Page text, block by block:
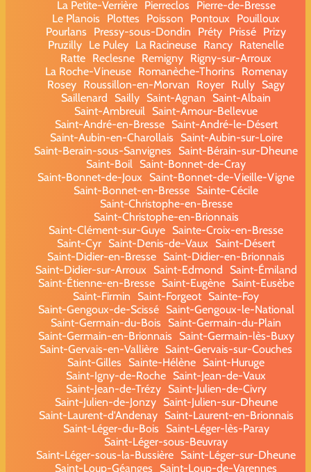
La Petite-Verrière
Pierreclos
Pierre-de-Bresse
Le Planois
Plottes Poisson Pontoux
Pouilloux
Pourlans
Pressy-sous-Dondin Préty Prissé Prizy
Pruzilly Le Puley La Racineuse Rancy Ratenelle
Ratte Reclesne Remigny Rigny-sur-Arroux
La Roche-Vineuse
Romanèche-Thorins
Romenay
Rosey Roussillon-en-Morvan Royer Rully Sagy
Saillenard
Sailly Saint-Agnan
Saint-Albain
Saint-Ambreuil
Saint-Amour-Bellevue
Saint-André-en-Bresse
Saint-André-le-Désert
Saint-Aubin-en-Charollais
Saint-Aubin-sur-Loire
Saint-Berain-sous-Sanvignes
Saint-Bérain-sur-Dheune
Saint-Boil
Saint-Bonnet-de-Cray
Saint-Bonnet-de-Joux
Saint-Bonnet-de-Vieille-Vigne
Saint-Bonnet-en-Bresse Sainte-Cécile
Saint-Christophe-en-Bresse
Saint-Christophe-en-Brionnais
Saint-Clément-sur-Guye Sainte-Croix-en-Bresse
Saint-Cyr Saint-Denis-de-Vaux
Saint-Désert
Saint-Didier-en-Bresse Saint-Didier-en-Brionnais
Saint-Didier-sur-Arroux
Saint-Edmond
Saint-Émiland
Saint-Étienne-en-Bresse
Saint-Eugène
Saint-Eusèbe
Saint-Firmin
Saint-Forgeot Sainte-Foy
Saint-Gengoux-de-Scissé
Saint-Gengoux-le-National
Saint-Germain-du-Bois
Saint-Germain-du-Plain
Saint-Germain-en-Brionnais
Saint-Germain-lès-Buxy
Saint-Gervais-en-Vallière Saint-Gervais-sur-Couches
Saint-Gilles
Sainte-Hélène Saint-Huruge
Saint-Igny-de-Roche Saint-Jean-de-Vaux
Saint-Jean-de-Trézy
Saint-Julien-de-Civry
Saint-Julien-de-Jonzy
Saint-Julien-sur-Dheune
Saint-Laurent-d'Andenay
Saint-Laurent-en-Brionnais
Saint-Léger-du-Bois
Saint-Léger-lès-Paray
Saint-Léger-sous-Beuvray
Saint-Léger-sous-la-Bussière Saint-Léger-sur-Dheune
Saint-Loup-Géanges
Saint-Loup-de-Varennes